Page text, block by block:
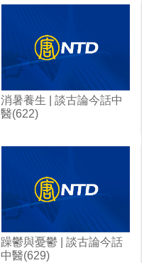
消暑養生 | 談古論今話中
醫(622)
躁鬱與憂鬱 | 談古論今話
中醫(629)